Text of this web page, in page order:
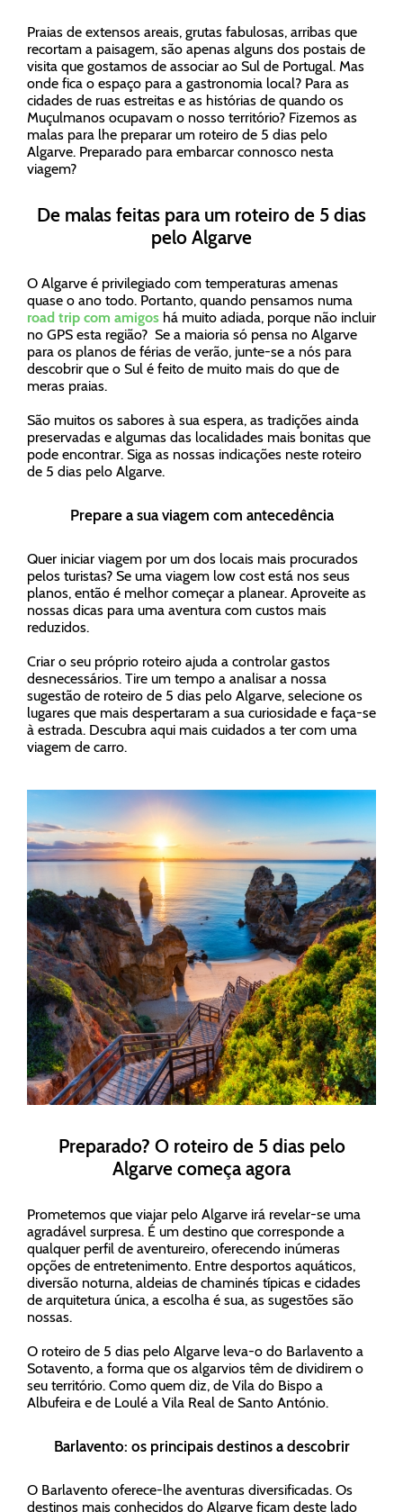
Praias de extensos areais, grutas fabulosas, arribas que
recortam a paisagem, são apenas alguns dos postais de
visita que gostamos de associar ao Sul de Portugal. Mas
onde fica o espaço para a gastronomia local? Para as
cidades de ruas estreitas e as histórias de quando os
Muçulmanos ocupavam o nosso território? Fizemos as
malas para lhe preparar um roteiro de 5 dias pelo
Algarve. Preparado para embarcar connosco nesta
viagem?
De malas feitas para um roteiro de 5 dias
pelo Algarve
O Algarve é privilegiado com temperaturas amenas
quase o ano todo. Portanto, quando pensamos numa
road trip com amigos há muito adiada, porque não incluir
no GPS esta região? Se a maioria só pensa no Algarve
para os planos de férias de verão, junte-se a nós para
descobrir que o Sul é feito de muito mais do que de
meras praias.
São muitos os sabores à sua espera, as tradições ainda
preservadas e algumas das localidades mais bonitas que
pode encontrar. Siga as nossas indicações neste roteiro
de 5 dias pelo Algarve.
Prepare a sua viagem com antecedência
Quer iniciar viagem por um dos locais mais procurados
pelos turistas? Se uma viagem low cost está nos seus
planos, então é melhor começar a planear. Aproveite as
nossas dicas para uma aventura com custos mais
reduzidos.
Criar o seu próprio roteiro ajuda a controlar gastos
desnecessários. Tire um tempo a analisar a nossa
sugestão de roteiro de 5 dias pelo Algarve, selecione os
lugares que mais despertaram a sua curiosidade e faça-se
à estrada. Descubra aqui mais cuidados a ter com uma
viagem de carro.
Preparado? O roteiro de 5 dias pelo
Algarve começa agora
Prometemos que viajar pelo Algarve irá revelar-se uma
agradável surpresa. É um destino que corresponde a
qualquer perfil de aventureiro, oferecendo inúmeras
opções de entretenimento. Entre desportos aquáticos,
diversão noturna, aldeias de chaminés típicas e cidades
de arquitetura única, a escolha é sua, as sugestões são
nossas.
O roteiro de 5 dias pelo Algarve leva-o do Barlavento a
Sotavento, a forma que os algarvios têm de dividirem o
seu território. Como quem diz, de Vila do Bispo a
Albufeira e de Loulé a Vila Real de Santo António.
Barlavento: os principais destinos a descobrir
O Barlavento oferece-lhe aventuras diversificadas. Os
destinos mais conhecidos do Algarve ficam deste lado